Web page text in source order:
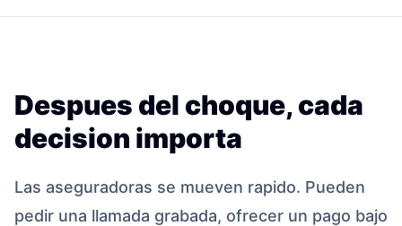
Despues del choque, cada
decision importa
Las aseguradoras se mueven rapido. Pueden
pedir una llamada grabada, ofrecer un pago bajo